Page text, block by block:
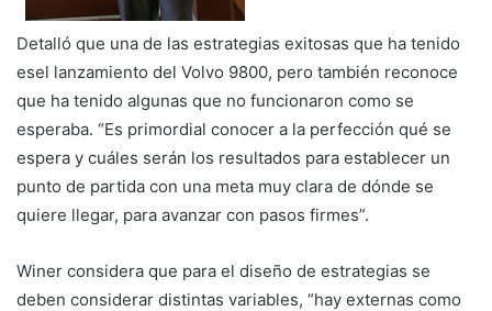
Detalló que una de las estrategias exitosas que ha tenido
esel lanzamiento del Volvo 9800, pero también reconoce
que ha tenido algunas que no funcionaron como se
esperaba. “Es primordial conocer a la perfección qué se
espera y cuáles serán los resultados para establecer un
punto de partida con una meta muy clara de dónde se
quiere llegar, para avanzar con pasos firmes”.
Winer considera que para el diseño de estrategias se
deben considerar distintas variables, “hay externas como